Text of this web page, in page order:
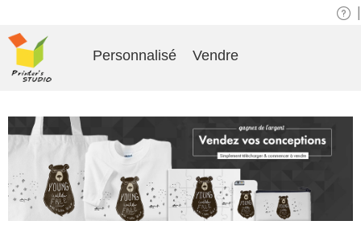
Personnalisé Vendre